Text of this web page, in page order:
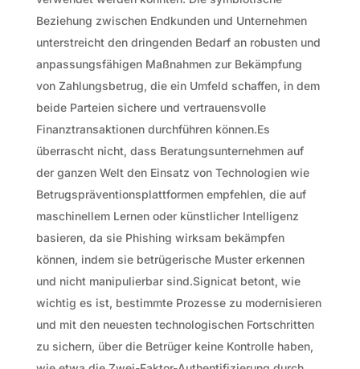
Beziehung zwischen Endkunden und Unternehmen
unterstreicht den dringenden Bedarf an robusten und
anpassungsfähigen Maßnahmen zur Bekämpfung
von Zahlungsbetrug, die ein Umfeld schaffen, in dem
beide Parteien sichere und vertrauensvolle
Finanztransaktionen durchführen können.Es
überrascht nicht, dass Beratungsunternehmen auf
der ganzen Welt den Einsatz von Technologien wie
Betrugspräventionsplattformen empfehlen, die auf
maschinellem Lernen oder künstlicher Intelligenz
basieren, da sie Phishing wirksam bekämpfen
können, indem sie betrügerische Muster erkennen
und nicht manipulierbar sind.Signicat betont, wie
wichtig es ist, bestimmte Prozesse zu modernisieren
und mit den neuesten technologischen Fortschritten
zu sichern, über die Betrüger keine Kontrolle haben,